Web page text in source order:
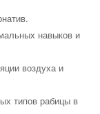
навыков и
воздуха и
типов рабицы в